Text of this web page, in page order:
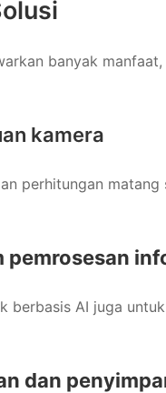
banyak
kamera
perhitungan
pemrosesan
berbasis AI juga
dan